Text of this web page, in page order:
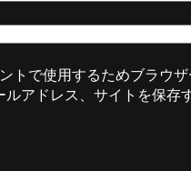
トで使用するためブラウザ
アドレス、サイトを保存